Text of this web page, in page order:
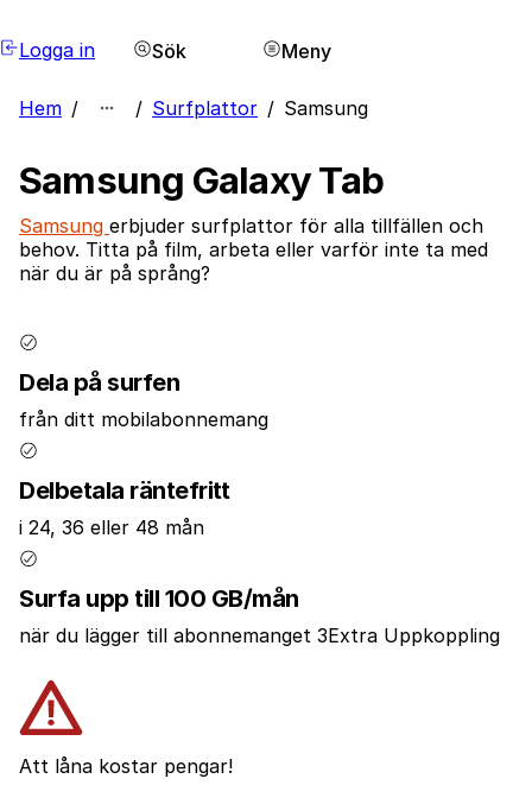
Logga in Sök Meny
Hem / / Surfplattor / Samsung
Samsung Galaxy Tab
Samsung erbjuder surfplattor för alla tillfällen och
behov. Titta på film, arbeta eller varför inte ta med
när du är på språng?
Dela på surfen
från ditt mobilabonnemang
Delbetala räntefritt
i 24, 36 eller 48 mån
Surfa upp till 100 GB/mån
när du lägger till abonnemanget 3Extra Uppkoppling
Att låna kostar pengar!